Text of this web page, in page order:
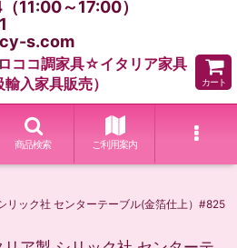
11:00～17:00）
s.com
ココ調家具☆イタリア家具
入家具販売）
カート
商品検索 ご利用案内
リック社 センターテーブル(金箔仕上）#825